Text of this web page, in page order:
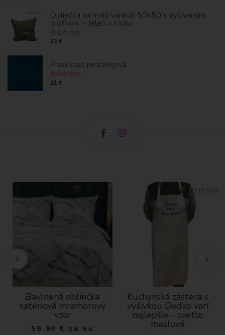
Obliečka na malý vankúš 50x50 s vyšívaným
motívom - Jeleň v kruhu
23 €
Prací kord petrolejová
11 €
Bavlnená obliečka
saténová mramorový
vzor
59.90 € za ks
Kuchynská zástera s
výšivkou Dedko varí
najlepšie - svetlo
maslová